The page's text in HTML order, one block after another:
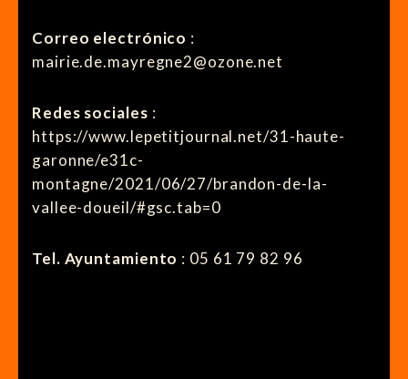
Correo electrónico :
mairie.de.mayregne2@ozone.net
Redes sociales :
https://www.lepetitjournal.net/31-haute-
garonne/e31c-
montagne/2021/06/27/brandon-de-la-
vallee-doueil/#gsc.tab=0
Tel. Ayuntamiento : 05 61 79 82 96